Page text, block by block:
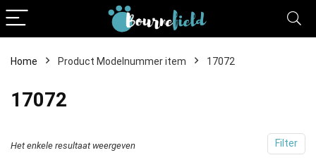
Home Product Modelnummer item 17072
17072
Filter
Het enkele resultaat weergeven